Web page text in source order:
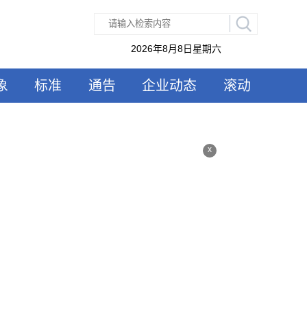
2026年8月8日星期六
标准 通告 企业动态 滚动
x